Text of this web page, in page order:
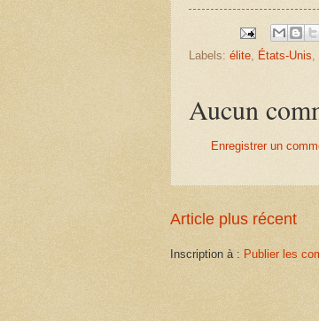
Labels: élite, États-Unis,
Aucun
Enregistrer un
Article plus récent
Inscription à : Publier les